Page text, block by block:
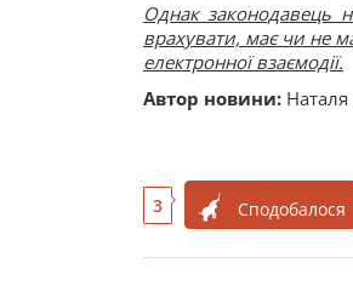
Однак законодавець
врахувати, має чи не
електронної взаємодії.
Автор новини:
3 Сподобалося